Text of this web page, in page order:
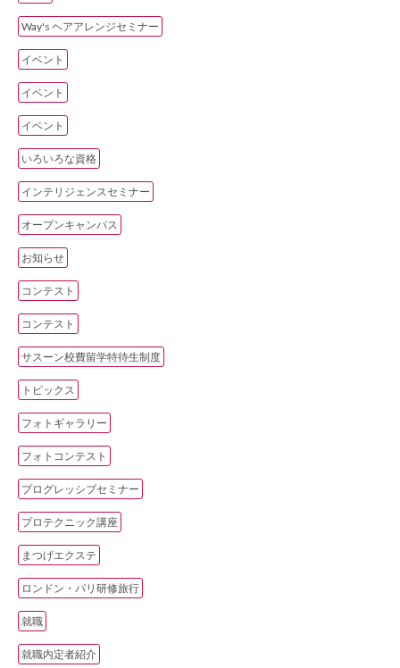
Way's ヘアアレンジセミナー
イベント
イベント
イベント
いろいろな資格
インテリジェンスセミナー
オープンキャンパス
お知らせ
コンテスト
コンテスト
サスーン校費留学特待生制度
トピックス
フォトギャラリー
フォトコンテスト
プログレッシブセミナー
プロテクニック講座
まつげエクステ
ロンドン・パリ研修旅行
就職
就職内定者紹介